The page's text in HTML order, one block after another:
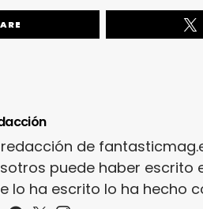
redacción de
puede haber escrito
lo ha escrito lo ha hecho